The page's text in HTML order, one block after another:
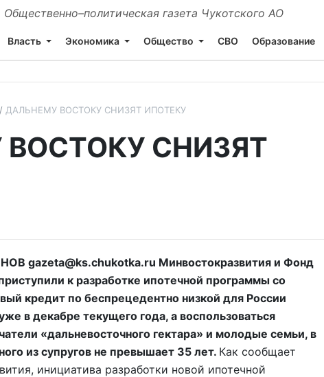
Общественно–политическая газета Чукотского АО
Власть Экономика Общество СВО Образование
ДАЛЬНЕМУ ВОСТОКУ СНИЗЯТ ИПОТЕКУ
СНИЗЯТ
gazeta@ks.chukotka.ru Минвостокразвития и Фонд
к разработке ипотечной программы со
кредит по беспрецедентно низкой для России
в декабре текущего года, а воспользоваться
«дальневосточного гектара» и молодые семьи, в
из супругов не превышает 35 лет. Как сообщает
инициатива разработки новой ипотечной